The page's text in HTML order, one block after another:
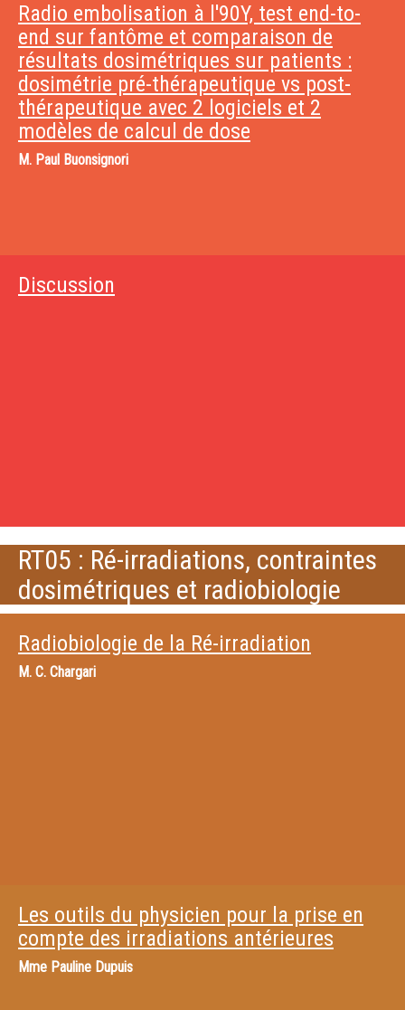
Radio embolisation à l'90Y, test end-to-
end sur fantôme et comparaison de
résultats dosimétriques sur patients :
dosimétrie pré-thérapeutique vs post-
thérapeutique avec 2 logiciels et 2
modèles de calcul de dose
M. Paul Buonsignori
Discussion
RT05 : Ré-irradiations, contraintes
dosimétriques et radiobiologie
Radiobiologie de la Ré-irradiation
M. C. Chargari
Les outils du physicien pour la prise en
compte des irradiations antérieures
Mme Pauline Dupuis